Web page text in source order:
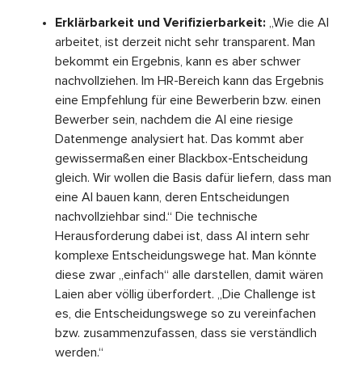
Erklärbarkeit und Verifizierbarkeit: „Wie die AI
arbeitet, ist derzeit nicht sehr transparent. Man
bekommt ein Ergebnis, kann es aber schwer
nachvollziehen. Im HR-Bereich kann das Ergebnis
eine Empfehlung für eine Bewerberin bzw. einen
Bewerber sein, nachdem die AI eine riesige
Datenmenge analysiert hat. Das kommt aber
gewissermaßen einer Blackbox-Entscheidung
gleich. Wir wollen die Basis dafür liefern, dass man
eine AI bauen kann, deren Entscheidungen
nachvollziehbar sind.“ Die technische
Herausforderung dabei ist, dass AI intern sehr
komplexe Entscheidungswege hat. Man könnte
diese zwar „einfach“ alle darstellen, damit wären
Laien aber völlig überfordert. „Die Challenge ist
es, die Entscheidungswege so zu vereinfachen
bzw. zusammenzufassen, dass sie verständlich
werden.“